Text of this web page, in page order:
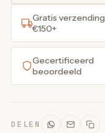
Gratis verzending
€150+
Gecertificeerd
beoordeeld
DELEN